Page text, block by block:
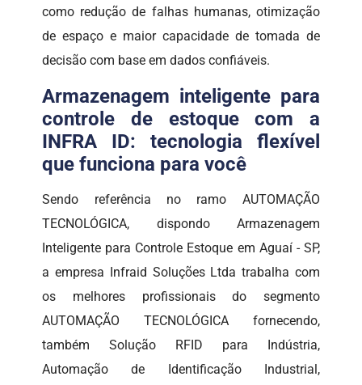
como redução de falhas humanas, otimização
de espaço e maior capacidade de tomada de
decisão com base em dados confiáveis.
Armazenagem inteligente para
controle de estoque com a
INFRA ID: tecnologia flexível
que funciona para você
Sendo referência no ramo AUTOMAÇÃO
TECNOLÓGICA, dispondo Armazenagem
Inteligente para Controle Estoque em Aguaí - SP,
a empresa Infraid Soluções Ltda trabalha com
os melhores profissionais do segmento
AUTOMAÇÃO TECNOLÓGICA fornecendo,
também Solução RFID para Indústria,
Automação de Identificação Industrial,